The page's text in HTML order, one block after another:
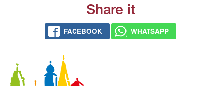
Share it
FACE­BOOK WHATS­APP